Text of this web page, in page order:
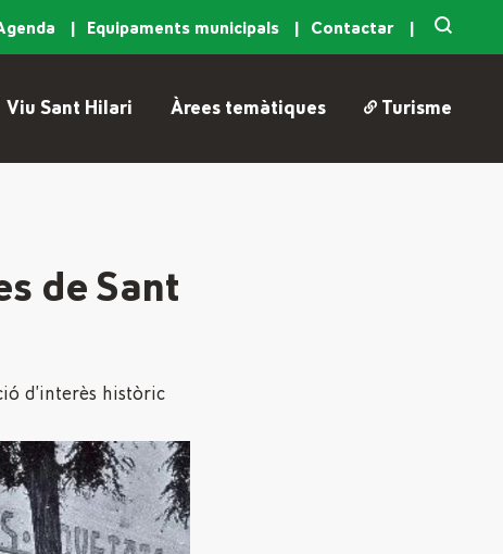
Equipaments municipals Contactar
Viu Sant Hilari Àrees temàtiques Turisme
de Sant
d’interès històric